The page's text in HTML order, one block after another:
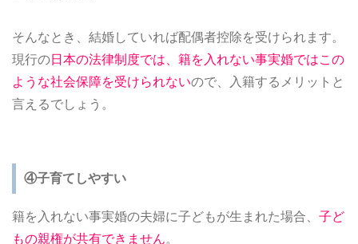
そんなとき、結婚していれば配偶者控除を受けられます。
現行の日本の法律制度では、籍を入れない事実婚ではこの
ような社会保障を受けられないので、入籍するメリットと
言えるでしょう。
④子育てしやすい
籍を入れない事実婚の夫婦に子どもが生まれた場合、 子ど
もの親権が共有できません。